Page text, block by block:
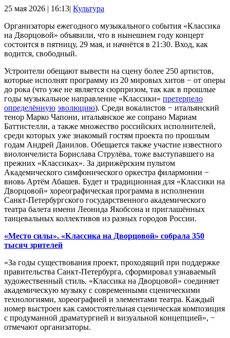
25 мая 2026 | 16:13| Культура
Организаторы ежегодного музыкального события «Классика
на Дворцовой» объявили, что в нынешнем году концерт
состоится в пятницу, 29 мая, и начнётся в 21:30. Вход, как
водится, свободный.
Устроители обещают вывести на сцену более 250 артистов,
которые исполнят программу из 20 мировых хитов − от оперы
до рока (что уже не является сюрпризом, так как в прошлые
годы музыкальное направление «Классики» претерпело
определённую эволюцию). Среди вокалистов − итальянский
тенор Марко Чапони, итальянское же сопрано Мариам
Баттистелли, а также множество российских исполнителей,
среди которых уже знакомый гостям проекта по прошлым
годам Андрей Данилов. Обещается также участие известного
виолончелиста Борислава Струлёва, тоже выступавшего на
прежних «Классиках». За дирижёрским пультом
Академического симфонического оркестра филармонии −
вновь Артём Абашев. Будет и традиционная для «Классики на
Дворцовой» хореографическая программа в исполнении
Санкт-Петербургского государственного академического
театра балета имени Леонида Якобсона и приглашённых
танцевальных коллективов из разных городов России.
«Место силы». «Классика на Дворцовой» собрала 350
тысяч зрителей
«За годы существования проект, проходящий при поддержке
правительства Санкт-Петербурга, сформировал узнаваемый
художественный стиль. «Классика на Дворцовой» соединяет
академическую музыку с современными сценическими
технологиями, хореографией и элементами театра. Каждый
номер выстроен как самостоятельная сценическая композиция
с продуманной драматургией и визуальной концепцией», −
отмечают организаторы.